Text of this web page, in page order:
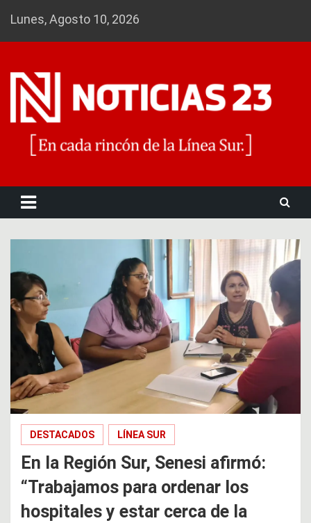
Lunes, Agosto 10, 2026
DESTACADOS LÍNEA SUR
En la Región Sur, Senesi afirmó:
“Trabajamos para ordenar los
hospitales y estar cerca de la